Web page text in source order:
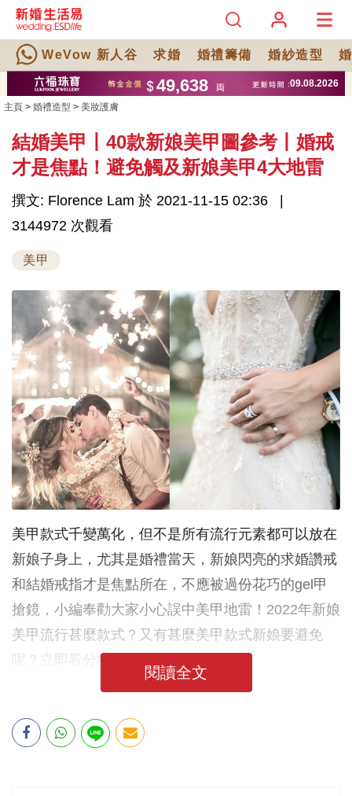
WeVow 新人谷 求婚 婚禮籌備 婚紗造型
主頁 > 婚禮造型 > 美妝護膚
結婚美甲丨40款新娘美甲圖參考丨婚戒
才是焦點！避免觸及新娘美甲4大地雷
撰文: Florence Lam 於 2021-11-15 02:36
3144972 次觀看
美甲
美甲款式千變萬化，但不是所有流行元素都可以放在
新娘子身上，尤其是婚禮當天，新娘閃亮的求婚讚戒
和結婚戒指才是焦點所在，不應被過份花巧的gel甲
搶鏡，小編奉勸大家小心誤中美甲地雷！2022年新娘
美甲流行甚麼款式？又有甚麼美甲款式新娘要避免
呢？立即看分析！
閱讀全文